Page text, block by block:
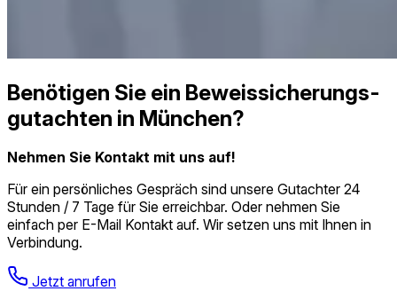
Benötigen Sie ein Beweissicherungs­
gutachten in München?
Nehmen Sie Kontakt mit uns auf!
Für ein persönliches Gespräch sind unsere Gutachter 24
Stunden / 7 Tage für Sie erreichbar. Oder nehmen Sie
einfach per E-Mail Kontakt auf. Wir setzen uns mit Ihnen in
Verbindung.
Jetzt anrufen